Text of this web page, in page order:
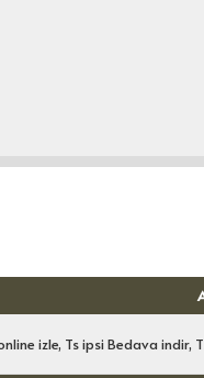
izle, Ts ipsi Bedava indir,